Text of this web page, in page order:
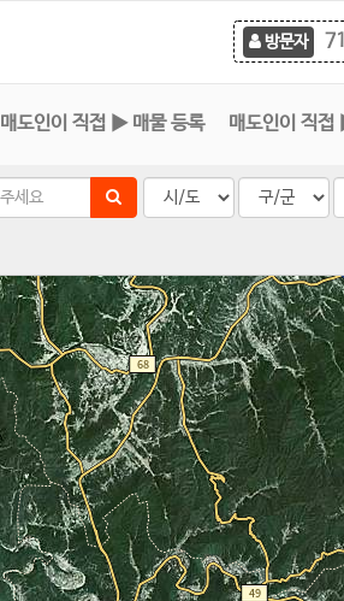
방문자
매도인이 직접 ▶ 매물 등록 매도인이 직